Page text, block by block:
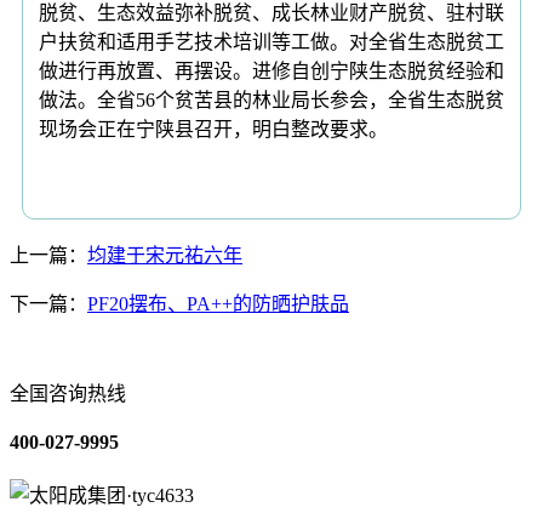
脱贫、生态效益弥补脱贫、成长林业财产脱贫、驻村联
户扶贫和适用手艺技术培训等工做。对全省生态脱贫工
做进行再放置、再摆设。进修自创宁陕生态脱贫经验和
做法。全省56个贫苦县的林业局长参会，全省生态脱贫
现场会正在宁陕县召开，明白整改要求。
上一篇： 均建于宋元祐六年
下一篇： PF20摆布、PA++的防晒护肤品
全国咨询热线
400-027-9995